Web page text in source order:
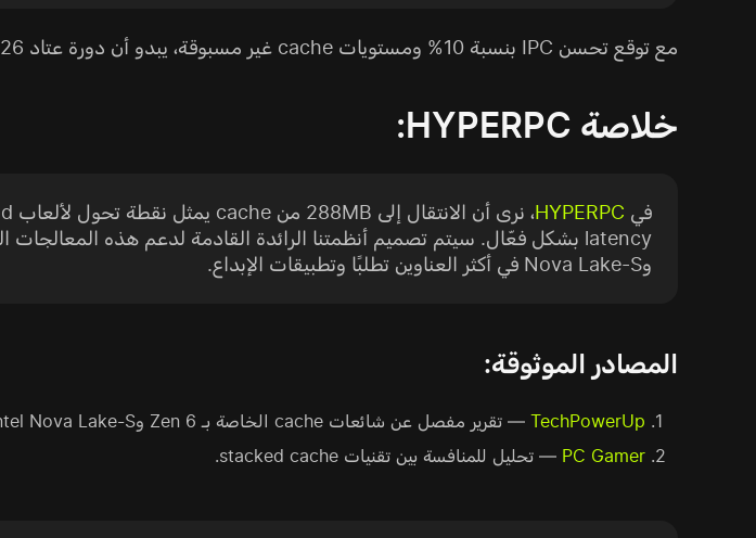
مع توقع تحسن IPC بنسبة 10% ومستويات cache غير مسبوقة، يبدو أن دورة عتاد 2026 تتجه لتكون قفزة كبيرة في فئة high-end desktop computing.
خلاصة HYPERPC:
في HYPERPC
وNova Lake-S في أكثر العناوين تطلبًا وتطبيقات الإبداع.
المصادر الموثوقة:
TechPowerUp — تقرير مفصل عن شائعات cache الخاصة بـ Zen 6 وIntel Nova Lake-S.
PC Gamer — تحليل للمنافسة بين تقنيات stacked cache.